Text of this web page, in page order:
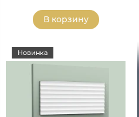
В корзину
Новинка